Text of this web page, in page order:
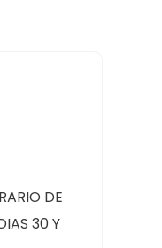
DE
30 Y